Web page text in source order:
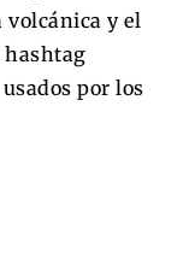
volcánica y el
hashtag
por los